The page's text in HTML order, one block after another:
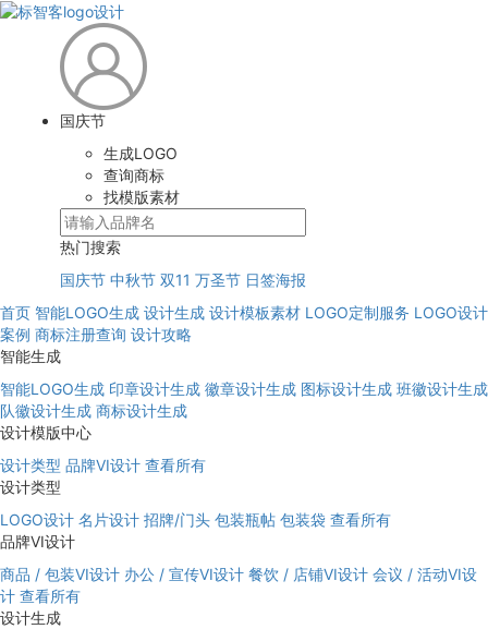
国庆节
生成LOGO
查询商标
找模版素材
热门搜索
国庆节 中秋节 双11 万圣节 日签海报
首页 智能LOGO生成 设计生成 设计模板素材 LOGO定制服务 LOGO设计
案例 商标注册查询 设计攻略
智能生成
智能LOGO生成 印章设计生成 徽章设计生成 图标设计生成 班徽设计生成
队徽设计生成 商标设计生成
设计模版中心
设计类型 品牌VI设计 查看所有
设计类型
LOGO设计 名片设计 招牌/门头 包装瓶帖 包装袋 查看所有
品牌VI设计
商品 / 包装VI设计 办公 / 宣传VI设计 餐饮 / 店铺VI设计 会议 / 活动VI设
计 查看所有
设计生成